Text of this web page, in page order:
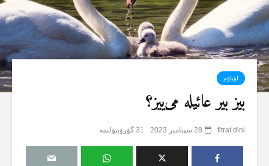
اؤیلۆم
بیز بیر عائیلە می‌ییز؟
fitrat dini 28 سپتامبر 2023 31 گؤرۆنتۆلنمە